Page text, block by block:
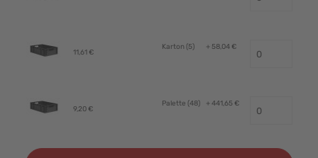
11,61 €
Karton (5) + 58,04 €
9,20 €
Palette (48) + 441,65 €